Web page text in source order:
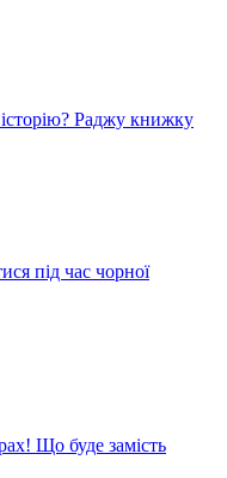
Раджу книжку
під час чорної
Що буде замість